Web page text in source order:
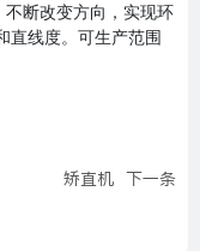
断改变方向，实现环
直线度。可生产范围
矫直机 下一条